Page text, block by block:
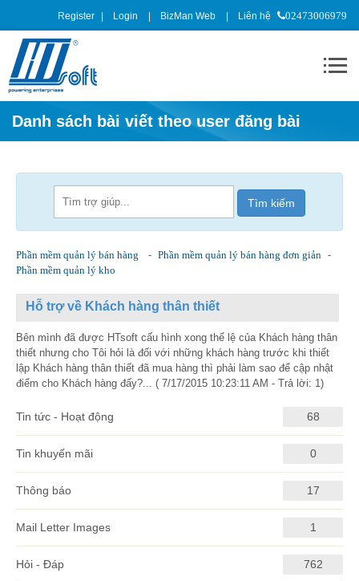
Register Login BizMan Web Liên hệ 02473006979
Danh sách bài viết theo user đăng bài
Phần mềm quản lý bán hàng - Phần mềm quản lý bán hàng đơn giản -
Phần mềm quản lý kho
Hỗ trợ về Khách hàng thân thiết
Bên mình đã được HTsoft cấu hình xong thể lệ của Khách hàng thân
thiết nhưng cho Tôi hỏi là đối với những khách hàng trước khi thiết
lập Khách hàng thân thiết đã mua hàng thì phải làm sao để cập nhật
điểm cho Khách hàng đấy?... ( 7/17/2015 10:23:11 AM - Trả lời: 1)
Tin tức - Hoạt động 68
Tin khuyến mãi 0
Thông báo 17
Mail Letter Images 1
Hỏi - Đáp 762